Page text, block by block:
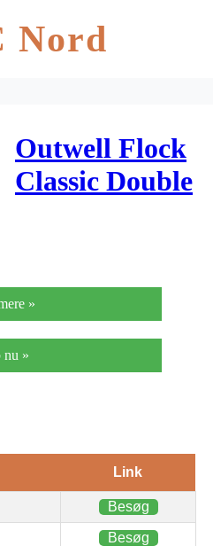
Nord
Outwell Flock
Classic Double
dobbelt ventil
– Sort
»
nu »
Link
Besøg
Besøg